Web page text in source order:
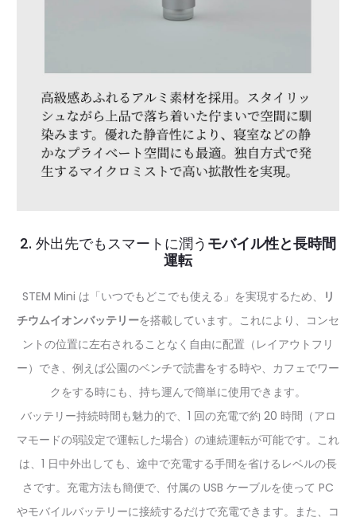
2. 外出先でもスマートに潤う モバイル性と長時間
運転
STEM Mini は「いつでもどこでも使える」を実現するため、
リ
チウムイオンバッテリーを搭載しています。これにより、コンセ
ントの位置に左右されることなく自由に配置（レイアウトフリ
ー）でき、例えば公園のベンチで読書をする時や、カフェでワー
クをする時にも、持ち運んで簡単に使用できます。
バッテリー持続時間も魅力的で、1 回の充電で約 20 時間（アロ
マモードの弱設定で運転した場合）の連続運転が可能です。これ
は、1 日中外出しても、途中で充電する手間を省けるレベルの長
さです。充電方法も簡便で、付属の USB ケーブルを使って PC
やモバイルバッテリーに接続するだけで充電できます。また、コ